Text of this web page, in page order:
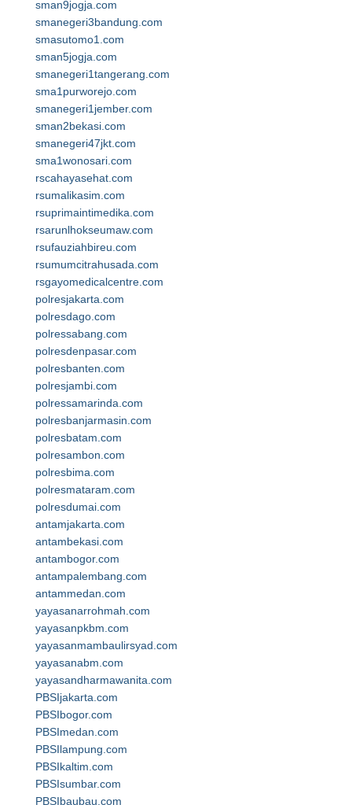
sman9jogja.com
smanegeri3bandung.com
smasutomo1.com
sman5jogja.com
smanegeri1tangerang.com
sma1purworejo.com
smanegeri1jember.com
sman2bekasi.com
smanegeri47jkt.com
sma1wonosari.com
rscahayasehat.com
rsumalikasim.com
rsuprimaintimedika.com
rsarunlhokseumaw.com
rsufauziahbireu.com
rsumumcitrahusada.com
rsgayomedicalcentre.com
polresjakarta.com
polresdago.com
polressabang.com
polresdenpasar.com
polresbanten.com
polresjambi.com
polressamarinda.com
polresbanjarmasin.com
polresbatam.com
polresambon.com
polresbima.com
polresmataram.com
polresdumai.com
antamjakarta.com
antambekasi.com
antambogor.com
antampalembang.com
antammedan.com
yayasanarrohmah.com
yayasanpkbm.com
yayasanmambaulirsyad.com
yayasanabm.com
yayasandharmawanita.com
PBSIjakarta.com
PBSIbogor.com
PBSImedan.com
PBSIlampung.com
PBSIkaltim.com
PBSIsumbar.com
PBSIbaubau.com